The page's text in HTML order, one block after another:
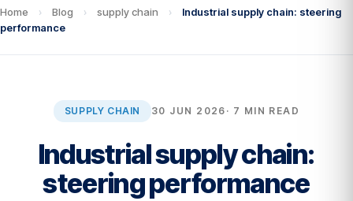
Home › Blog › supply chain ›
Industrial supply chain: steering
performance
SUPPLY CHAIN 30 JUN 2026 · 7 MIN READ
Industrial supply chain:
steering performance